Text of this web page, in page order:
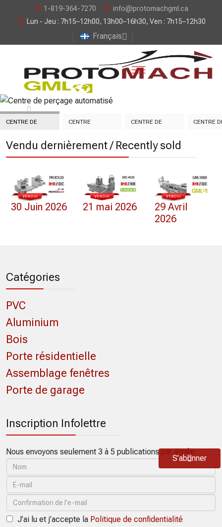
1-819-364-7270
info@protomachgml.ca
Lun - Jeu : 7h15–12h00, 13h00–16h30, Ven : 7h15–12h30
Français
CENTRE DE
AUTOMATISÉ
CENTRE
AXES
CENTRE DE
AUTOMATISÉE
CENTRE
Vendu dernièrement / Recently sold
30 Juin 2026 21 mai 2026
29 Avril
2026
Catégories
PVC
Aluminium
Bois
Porte résidentielle
Assemblage fenêtres
Porte de garage
Inscription Infolettre
Nous envoyons seulement 3 à 5 publications par année.
J’ai lu et j’accepte la Politique de confidentialité
S’abonner